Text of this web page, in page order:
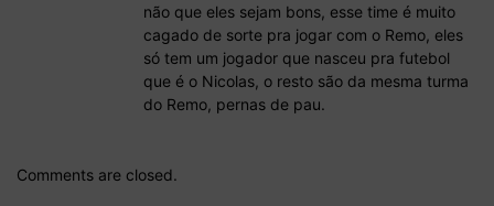
não que eles sejam bons, esse time é muito
cagado de sorte pra jogar com o Remo, eles
só tem um jogador que nasceu pra futebol
que é o Nicolas, o resto são da mesma turma
do Remo, pernas de pau.
Comments are closed.